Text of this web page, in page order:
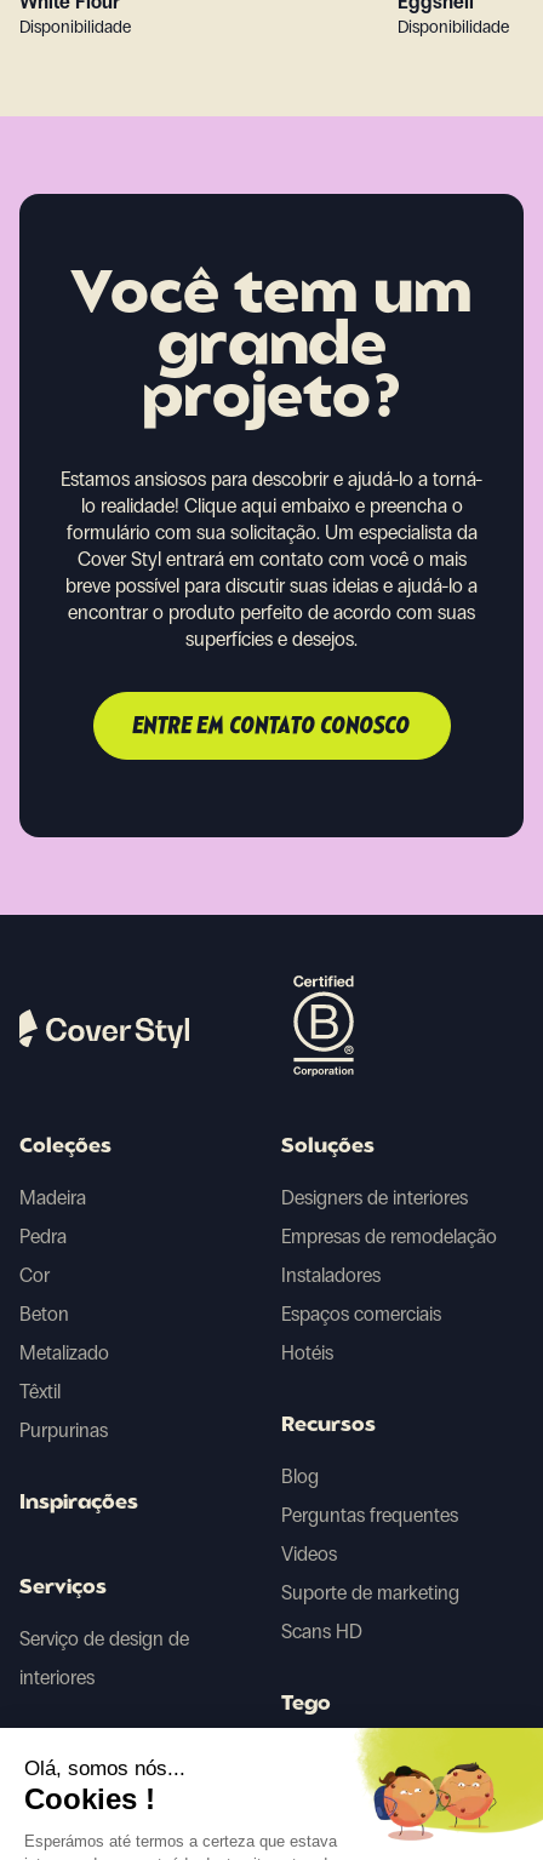
Disponibilidade Disponibilidade
Você tem um
grande
projeto?
Estamos ansiosos para descobrir e ajudá-lo a torná-
lo realidade! Clique aqui embaixo e preencha o
formulário com sua solicitação. Um especialista da
Cover Styl entrará em contato com você o mais
breve possível para discutir suas ideias e ajudá-lo a
encontrar o produto perfeito de acordo com suas
superfícies e desejos.
ENTRE EM CONTATO CONOSCO
Coleções
Madeira
Pedra
Cor
Beton
Metalizado
Têxtil
Purpurinas
Inspirações
Serviços
Serviço de design de
interiores
Soluções
Designers de interiores
Empresas de remodelação
Instaladores
Espaços comerciais
Hotéis
Recursos
Blog
Perguntas frequentes
Videos
Suporte de marketing
Scans HD
Tego
Antes/Depois IA
Olá, somos nós...
Cookies !
Esperámos até termos a certeza que estava